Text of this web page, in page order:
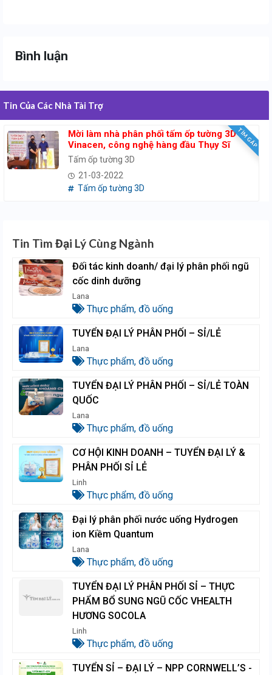
Bình luận
Tin Của Các Nhà Tài Trợ
TÌM GẤP
Mời làm nhà phân phối tấm ốp tường 3D
Vinacen, công nghệ hàng đầu Thụy Sĩ
Tấm ốp tường 3D
21-03-2022
Tấm ốp tường 3D
Tin Tìm Đại Lý Cùng Ngành
Đối tác kinh doanh/ đại lý phân phối ngũ
cốc dinh dưỡng
Lana
Thực phẩm, đồ uống
TUYỂN ĐẠI LÝ PHÂN PHỐI – SỈ/LẺ
Lana
Thực phẩm, đồ uống
TUYỂN ĐẠI LÝ PHÂN PHỐI – SỈ/LẺ TOÀN
QUỐC
Lana
Thực phẩm, đồ uống
CƠ HỘI KINH DOANH – TUYỂN ĐẠI LÝ &
PHÂN PHỐI SỈ LẺ
Linh
Thực phẩm, đồ uống
Đại lý phân phối nước uống Hydrogen
ion Kiềm Quantum
Lana
Thực phẩm, đồ uống
TUYỂN ĐẠI LÝ PHÂN PHỐI SỈ – THỰC
PHẨM BỔ SUNG NGŨ CỐC VHEALTH
HƯƠNG SOCOLA
Linh
Thực phẩm, đồ uống
TUYỂN SỈ – ĐẠI LÝ – NPP CORNWELL’S -